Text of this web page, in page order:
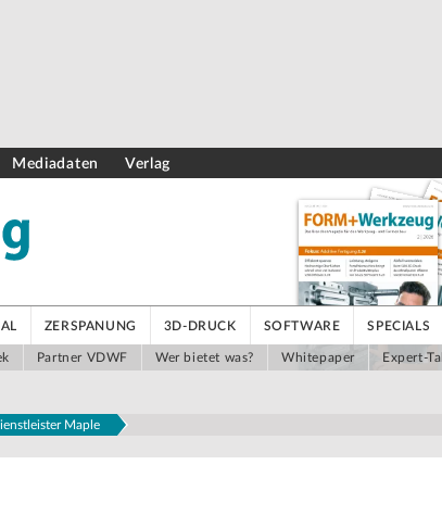
Mediadaten Verlag
ZERSPANUNG 3D-DRUCK SOFTWARE SPECIALS
Partner VDWF Wer bietet was? Whitepaper Expert-
Maple